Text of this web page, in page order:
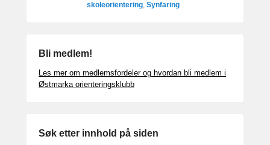
skoleorientering, Synfaring
Bli medlem!
Les mer om medlemsfordeler og hvordan bli medlem i
Østmarka orienteringsklubb
Søk etter innhold på siden